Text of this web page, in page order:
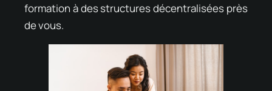
formation à des structures décentralisées près
de vous.